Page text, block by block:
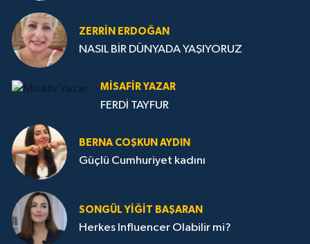
ZERRIN ERDOĞAN
NASIL BİR DÜNYADA YAŞIYORUZ
MISAFIR YAZAR
FERDİ TAYFUR
BERNA COŞKUN AYDIN
Güçlü Cumhuriyet kadını
SONGÜL YIĞIT BAŞARAN
Herkes Influencer Olabilir mi?